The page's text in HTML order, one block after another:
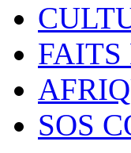
FAITS
SOS